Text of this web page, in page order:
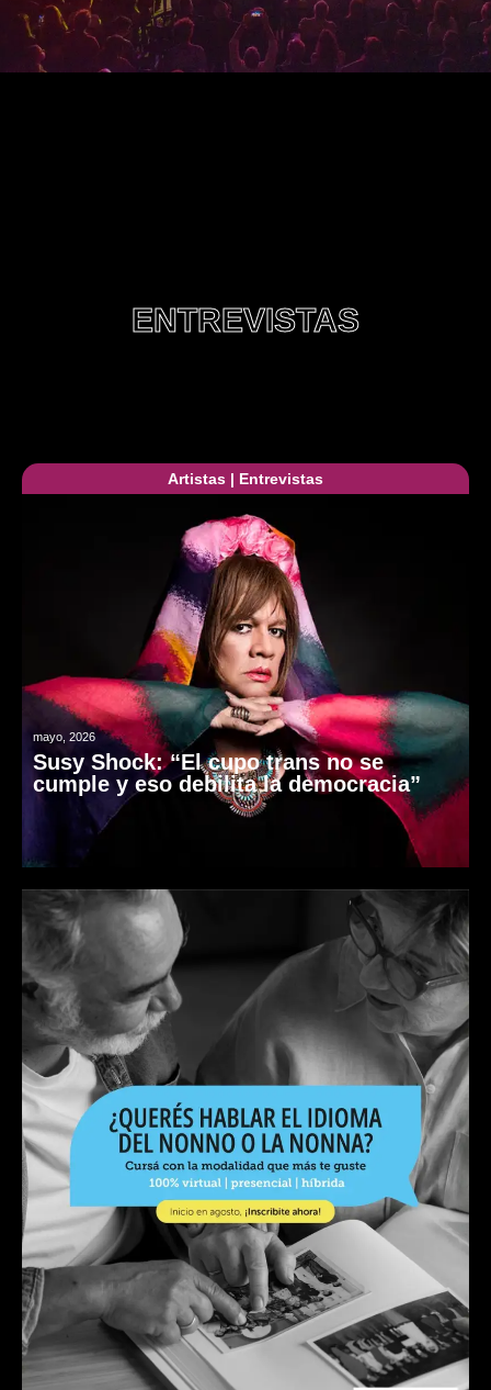
ENTREVISTAS
Artistas | Entrevistas
mayo, 2026
Susy Shock: “El cupo trans no se
cumple y eso debilita la democracia”